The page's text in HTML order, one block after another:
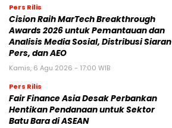
Pers Rilis
Cision Raih MarTech Breakthrough
Awards 2026 untuk Pemantauan dan
Analisis Media Sosial, Distribusi Siaran
Pers, dan AEO
Kamis, 6 Agu 2026 - 17:00 WIB
Pers Rilis
Fair Finance Asia Desak Perbankan
Hentikan Pendanaan untuk Sektor
Batu Bara di ASEAN